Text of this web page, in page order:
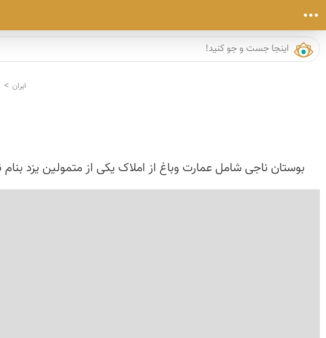
ایران
بوستان ناجی شامل عمارت وباغ از املاک یکی از متمولین یزد